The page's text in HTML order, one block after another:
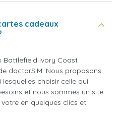
cadeaux
Battlefield Ivory Coast
doctorSIM. Nous proposons
choisir celle qui
et nous sommes un site
en quelques clics et